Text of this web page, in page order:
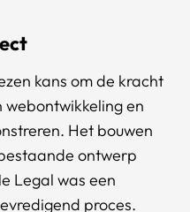
kans om de kracht
webontwikkeling en
Het bouwen
ontwerp
Legal was een
proces.